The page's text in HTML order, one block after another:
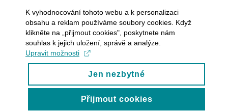
K vyhodnocování tohoto webu a k personalizaci
obsahu a reklam používáme soubory cookies. Když
klikněte na „přijmout cookies", poskytnete nám
souhlas k jejich uložení, správě a analýze.
Upravit možnosti
Jen nezbytné
Přijmout cookies